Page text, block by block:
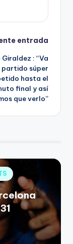
entrada
: “Va
partido súper
hasta el
final y así
que verlo”